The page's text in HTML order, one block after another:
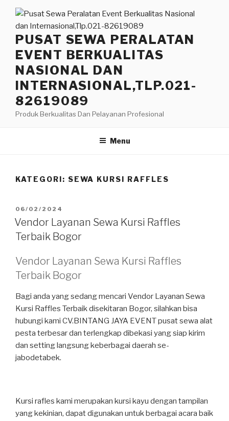
Lompat
konten
PUSAT SEWA PERALATAN
EVENT BERKUALITAS
NASIONAL DAN
INTERNASIONAL,TLP.021-
82619089
Produk Berkualitas Dan Pelayanan Profesional
Menu
KATEGORI: SEWA KURSI RAFFLES
DIPOSKAN
PADA
06/02/2024
Vendor Layanan Sewa Kursi Raffles
Terbaik Bogor
Vendor Layanan Sewa Kursi Raffles
Terbaik Bogor
Bagi anda yang sedang mencari Vendor Layanan Sewa
Kursi Raffles Terbaik disekitaran Bogor, silahkan bisa
hubungi kami CV.BINTANG JAYA EVENT pusat sewa alat
pesta terbesar dan terlengkap dibekasi yang siap kirim
dan setting langsung keberbagai daerah se-
jabodetabek.
Kursi rafles kami merupakan kursi kayu dengan tampilan
yang kekinian, dapat digunakan untuk berbagai acara baik